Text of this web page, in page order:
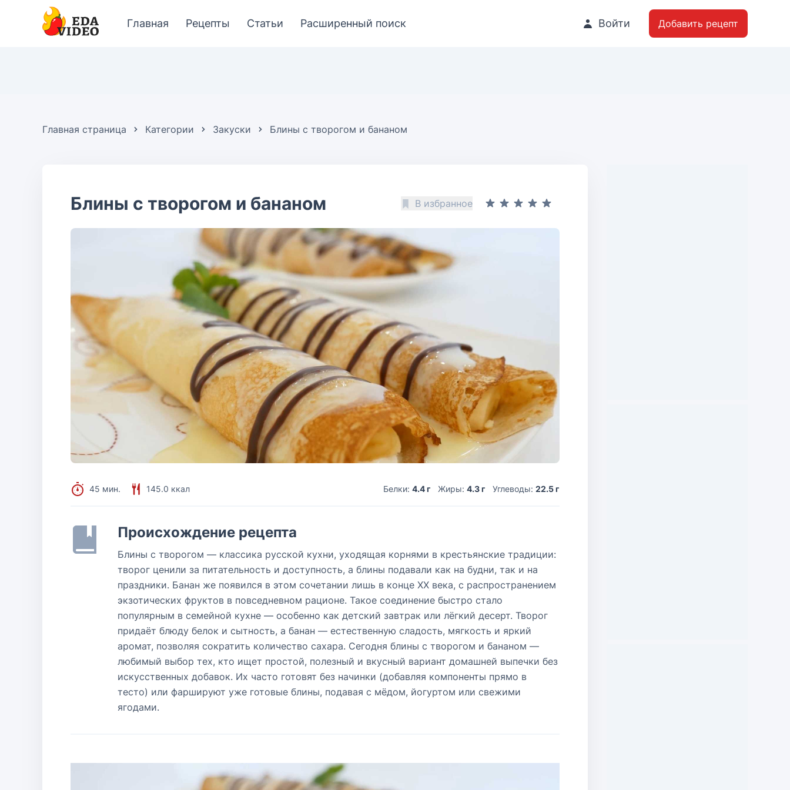
Главная Рецепты Статьи Расширенный поиск Войти Добавить рецепт
Главная страница Категории Закуски Блины с творогом и бананом
Блины с творогом и бананом В избранное
45 мин. 145.0 ккал Белки: 4.4 г Жиры: 4.3 г Углеводы: 22.5 г
Происхождение рецепта
Блины с творогом — классика русской кухни, уходящая корнями в крестьянские традиции:
творог ценили за питательность и доступность, а блины подавали как на будни, так и на
праздники. Банан же появился в этом сочетании лишь в конце XX века, с распространением
экзотических фруктов в повседневном рационе. Такое соединение быстро стало
популярным в семейной кухне — особенно как детский завтрак или лёгкий десерт. Творог
придаёт блюду белок и сытность, а банан — естественную сладость, мягкость и яркий
аромат, позволяя сократить количество сахара. Сегодня блины с творогом и бананом —
любимый выбор тех, кто ищет простой, полезный и вкусный вариант домашней выпечки без
искусственных добавок. Их часто готовят без начинки (добавляя компоненты прямо в
тесто) или фаршируют уже готовые блины, подавая с мёдом, йогуртом или свежими
ягодами.